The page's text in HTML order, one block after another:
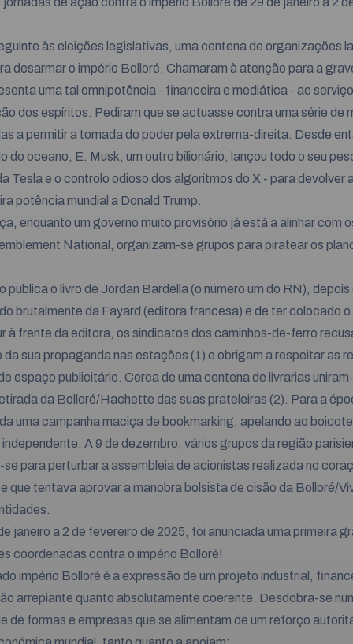
às eleições legislativas, uma centena de organizações
desarmar o império Bolloré. Chamaram à atenção para a
uma tal omnipotência - financeira e mediática - ao
dos espíritos. Pediram que se actuasse contra uma série de
a permitir a tomada do poder pela extrema-direita. Desde
do oceano, E. Musk, um outro bilionário, lançou todo o seu
Tesla e o controlo odioso dos algoritmos do X - para devolver
potência mundial a Donald Trump.
enquanto um governo muito provisório já está a alinhar com
National, organizam-se grupos para piratear os
publica o livro de Jordan Bardella (o número um do RN), depois
brutalmente da Fayard (editora francesa) e de ter colocado o
à frente da editora, os sindicatos dos caminhos-de-ferro
sua propaganda nas estações (1) e obrigam a respeitar as
espaço publicitário. Cerca de uma centena de livrarias
da Bolloré/Hachette das suas prateleiras (2). Para a
uma campanha maciça de bookmarking, apelando ao
A 9 de dezembro, vários grupos da região
se para perturbar a assembleia de acionistas realizada no
que tentava aprovar a manobra bolsista de cisão da Bolloré/
janeiro a 2 de fevereiro de 2025, foi anunciada uma primeira
coordenadas contra o império Bolloré!
império Bolloré é a expressão de um projeto industrial,
arrepiante quanto absolutamente coerente. Desdobra-se
de formas e empresas que se alimentam de um reforço